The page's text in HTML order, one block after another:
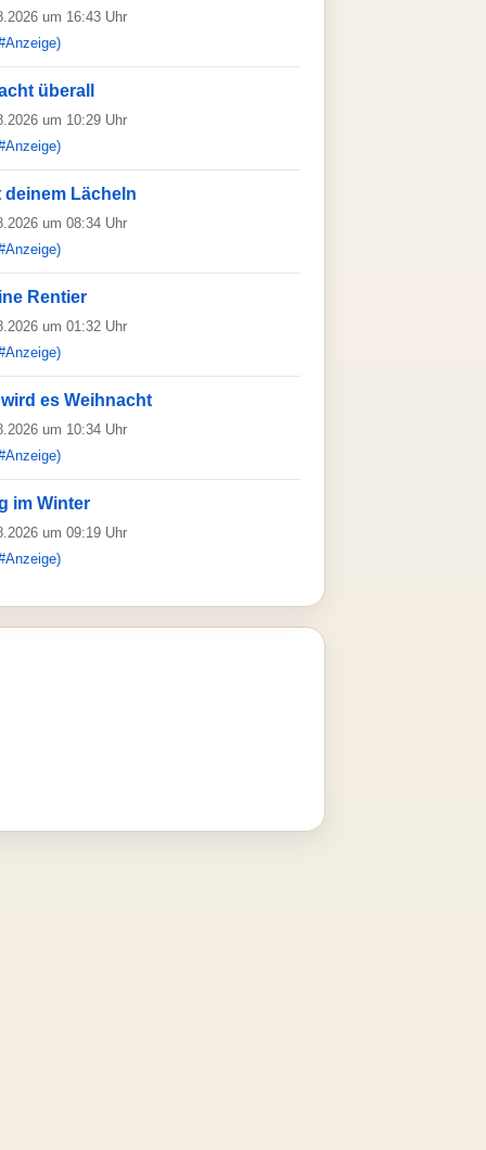
um 16:43 Uhr
überall
um 10:29 Uhr
Lächeln
um 08:34 Uhr
Rentier
um 01:32 Uhr
es Weihnacht
um 10:34 Uhr
im Winter
um 09:19 Uhr